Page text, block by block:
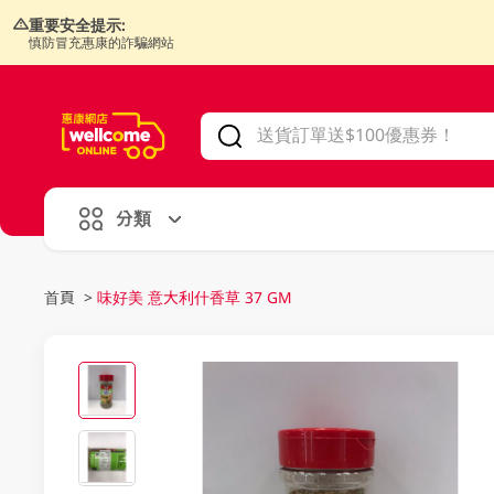
重要安全提示:
慎防冒充惠康的詐騙網站
分類
首頁 > 味好美 意大利什香草 37 GM